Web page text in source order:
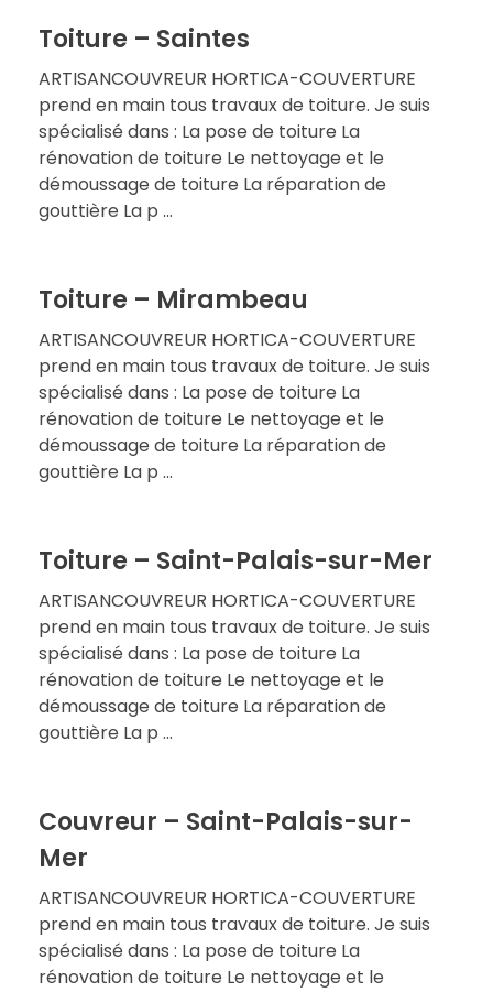
Toiture – Saintes
ARTISANCOUVREUR HORTICA-COUVERTURE
prend en main tous travaux de toiture. Je suis
spécialisé dans : La pose de toiture La
rénovation de toiture Le nettoyage et le
démoussage de toiture La réparation de
gouttière La p ...
Toiture – Mirambeau
ARTISANCOUVREUR HORTICA-COUVERTURE
prend en main tous travaux de toiture. Je suis
spécialisé dans : La pose de toiture La
rénovation de toiture Le nettoyage et le
démoussage de toiture La réparation de
gouttière La p ...
Toiture – Saint-Palais-sur-Mer
ARTISANCOUVREUR HORTICA-COUVERTURE
prend en main tous travaux de toiture. Je suis
spécialisé dans : La pose de toiture La
rénovation de toiture Le nettoyage et le
démoussage de toiture La réparation de
gouttière La p ...
Couvreur – Saint-Palais-sur-
Mer
ARTISANCOUVREUR HORTICA-COUVERTURE
prend en main tous travaux de toiture. Je suis
spécialisé dans : La pose de toiture La
rénovation de toiture Le nettoyage et le